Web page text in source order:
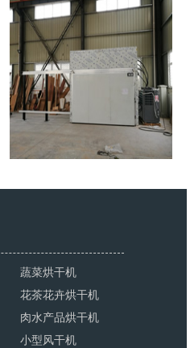
蔬菜烘干机
花茶花卉烘干机
肉水产品烘干机
小型风干机